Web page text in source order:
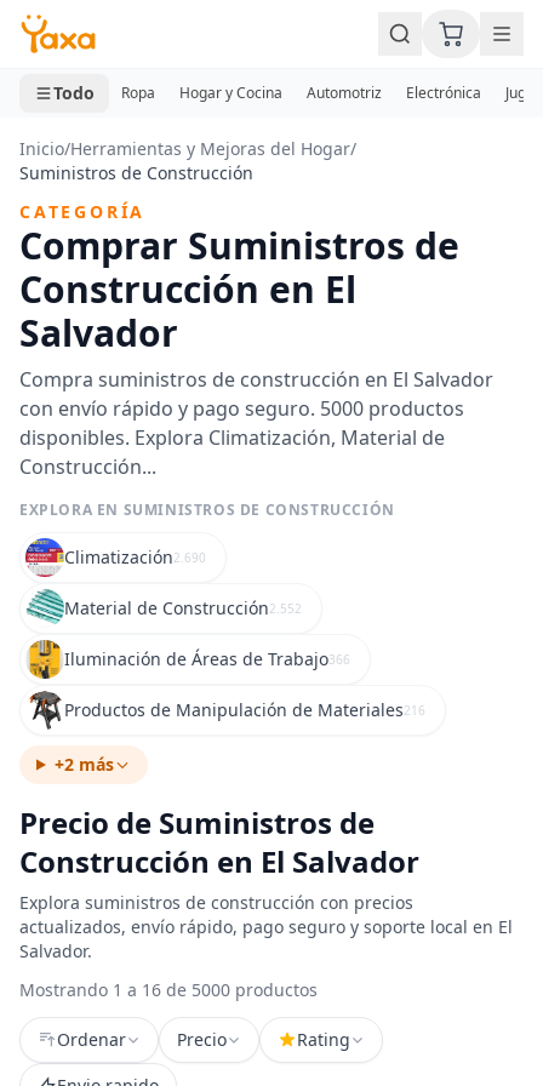
MINI CARRITO
0 productos
Todo Ropa Hogar y Cocina Automotriz Electrónica
Inicio/Herramientas y Mejoras del Hogar/
Suministros de Construcción
CATEGORÍA
Comprar Suministros de
Construcción en El
Salvador
Compra suministros de construcción en El Salvador
con envío rápido y pago seguro. 5000 productos
disponibles. Explora Climatización, Material de
Construcción...
EXPLORA EN SUMINISTROS DE CONSTRUCCIÓN
Climatización2.690
Material de Construcción2.552
Iluminación de Áreas de Trabajo366
Productos de Manipulación de Materiales216
+2 más
Precio de Suministros de
Construcción en El Salvador
Explora suministros de construcción con precios
actualizados, envío rápido, pago seguro y soporte local en El
Salvador.
Mostrando 1 a 16 de 5000 productos
Ordenar Precio
Rating